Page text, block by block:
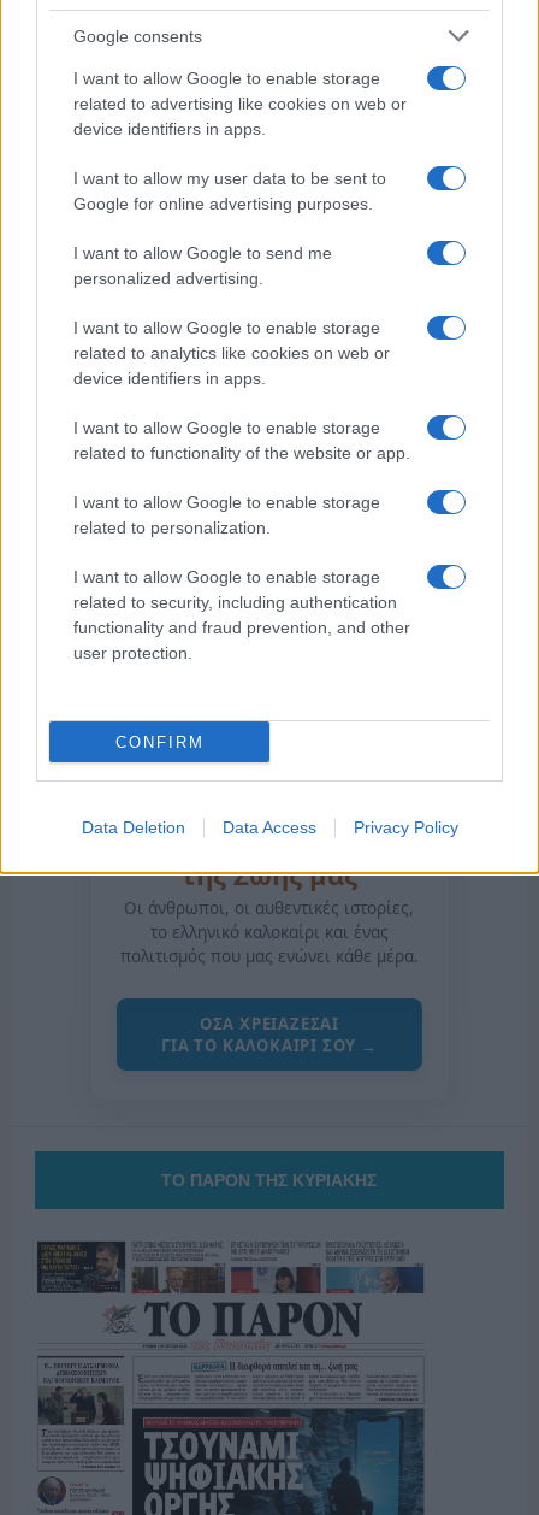
Google consents
I want to allow Google to enable storage
related to advertising like cookies on web or
device identifiers in apps.
I want to allow my user data to be sent to
Google for online advertising purposes.
I want to allow Google to send me
personalized advertising.
I want to allow Google to enable storage
related to analytics like cookies on web or
device identifiers in apps.
I want to allow Google to enable storage
related to functionality of the website or app.
I want to allow Google to enable storage
related to personalization.
I want to allow Google to enable storage
related to security, including authentication
functionality and fraud prevention, and other
user protection.
CONFIRM
Data Deletion Data Access Privacy Policy
της Ζωής μας
Οι άνθρωποι, οι αυθεντικές ιστορίες,
το ελληνικό καλοκαίρι και ένας
πολιτισμός που μας ενώνει κάθε μέρα.
ΟΣΑ ΧΡΕΙΑΖΕΣΑΙ
ΓΙΑ ΤΟ ΚΑΛΟΚΑΙΡΙ ΣΟΥ →
ΤΟ ΠΑΡΟΝ ΤΗΣ ΚΥΡΙΑΚΗΣ